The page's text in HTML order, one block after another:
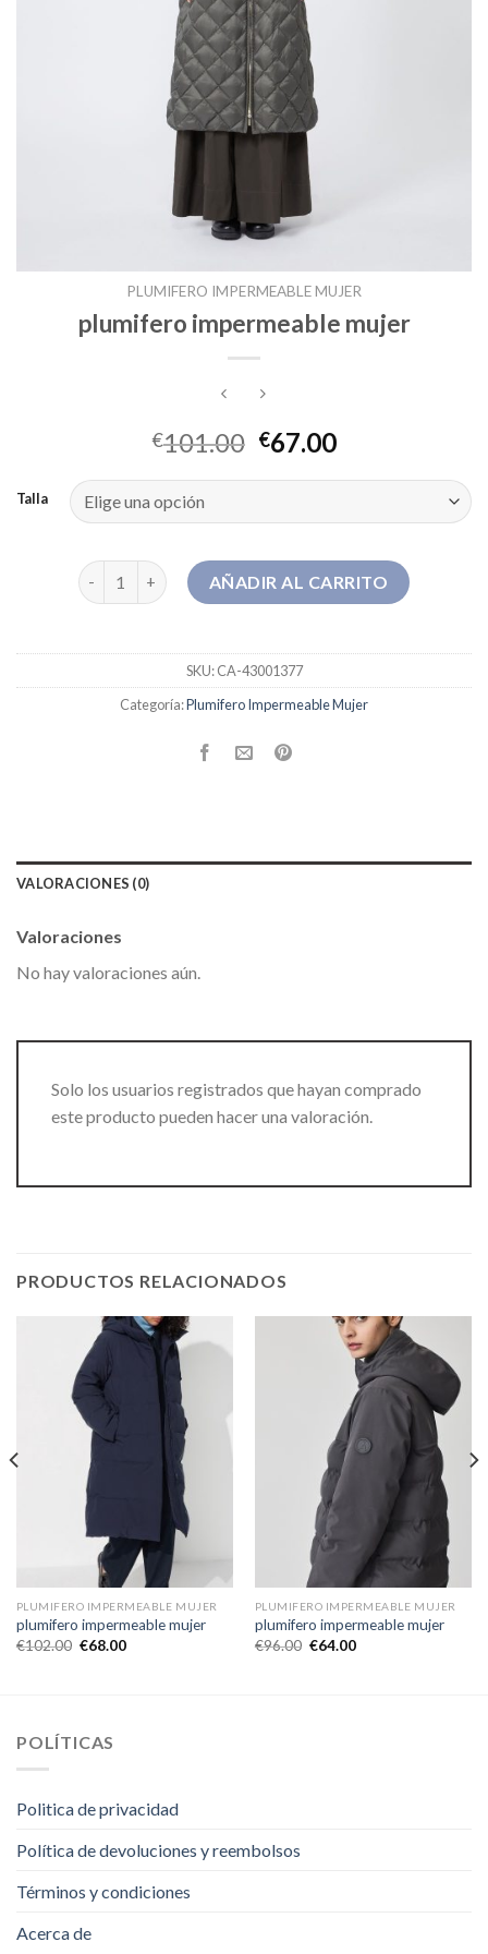
PLUMIFERO IMPERMEABLE MUJER
plumifero impermeable mujer
€101.00 €67.00
Talla
plumifero impermeable mujer cantidad
AÑADIR AL CARRITO
SKU:CA-43001377
Categoría:Plumifero Impermeable Mujer
VALORACIONES (0)
Valoraciones
No hay valoraciones aún.
Solo los usuarios registrados que hayan comprado
este producto pueden hacer una valoración.
PRODUCTOS RELACIONADOS
PLUMIFERO IMPERMEABLE MUJER
plumifero impermeable mujer
€102.00 €68.00
PLUMIFERO IMPERMEABLE MUJER
plumifero impermeable mujer
€96.00 €64.00
POLÍTICAS
Politica de privacidad
Política de devoluciones y reembolsos
Términos y condiciones
Acerca de